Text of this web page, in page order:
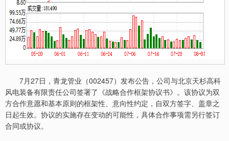
7月27日，青龙管业（002457）发布公告，公司与北京天杉高科
风电装备有限责任公司签署了《战略合作框架协议书》。该协议为双
方合作意愿和基本原则的框架性、意向性约定，自双方签字、盖章之
日起生效。协议的实施存在变动的可能性，具体合作事项需另行签订
合同或协议。